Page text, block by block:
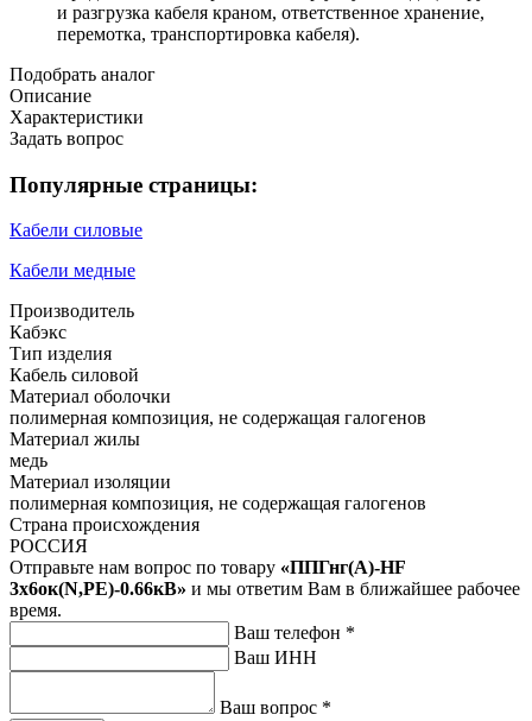
и разгрузка кабеля краном, ответственное хранение,
перемотка, транспортировка кабеля).
Подобрать аналог
Описание
Характеристики
Задать вопрос
Популярные страницы:
Кабели силовые
Кабели медные
Производитель
Кабэкс
Тип изделия
Кабель силовой
Материал оболочки
полимерная композиция, не содержащая галогенов
Материал жилы
медь
Материал изоляции
полимерная композиция, не содержащая галогенов
Страна происхождения
РОССИЯ
Отправьте нам вопрос по товару «ППГнг(А)-HF
3х6ок(N,PE)-0.66кВ» и мы ответим Вам в ближайшее рабочее
время.
Ваш телефон *
Ваш ИНН
Ваш вопрос *